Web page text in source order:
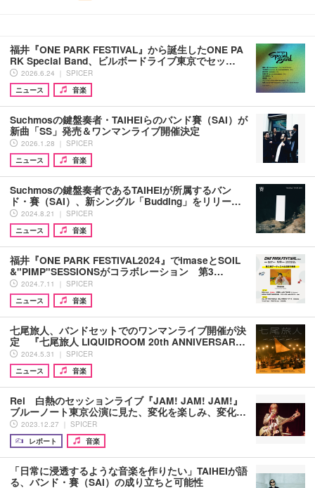
福井『ONE PARK FESTIVAL』から誕生したONE PA
RK Special Band、ビルボードライブ東京でセッ…
2026.6.24 ｜ SPICER
ニュース
音楽
Suchmosの鍵盤奏者・TAIHEIらのバンド賽（SAI）が
新曲「SS」発売＆ワンマンライブ開催決定
2026.1.28 ｜ SPICER
ニュース
音楽
Suchmosの鍵盤奏者であるTAIHEIが所属するバン
ド・賽（SAI）、新シングル「Budding」をリリー…
2024.8.21 ｜ SPICER
ニュース
音楽
福井『ONE PARK FESTIVAL2024』でimaseとSOIL
&"PIMP"SESSIONSがコラボレーション 第3…
2024.7.11 ｜ SPICER
ニュース
音楽
七尾旅人、バンドセットでのワンマンライブ開催が決
定 『七尾旅人 LIQUIDROOM 20th ANNIVERSAR…
2024.5.31 ｜ SPICER
ニュース
音楽
Rei 白熱のセッションライブ『JAM! JAM! JAM!』
ブルーノート東京公演に見た、変化を楽しみ、変化…
2023.12.27 ｜ SPICER
レポート
音楽
「日常に浸透するような音楽を作りたい」TAIHEIが語
る、バンド・賽（SAI）の成り立ちと可能性